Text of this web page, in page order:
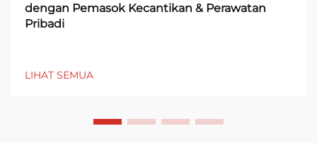
dengan Pemasok Kecantikan & Perawatan
Pribadi
LIHAT SEMUA